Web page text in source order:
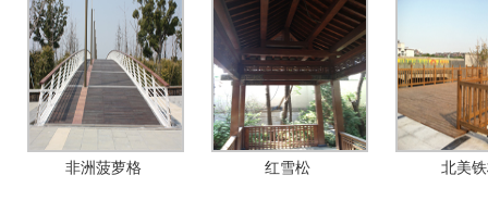
非洲菠萝格 红雪松 北美